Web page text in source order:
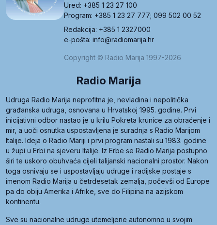
Ured: +385 1 23 27 100
Program: +385 1 23 27 777; 099 502 00 52
Redakcija: +385 1 2327000
e-pošta: info@radiomarija.hr
Copyright © Radio Marija 1997-2026
Radio Marija
Udruga Radio Marija neprofitna je, nevladina i nepolitička
građanska udruga, osnovana u Hrvatskoj 1995. godine. Prvi
inicijativni odbor nastao je u krilu Pokreta krunice za obraćenje i
mir, a uoči osnutka uspostavljena je suradnja s Radio Marijom
Italije. Ideja o Radio Mariji i prvi program nastali su 1983. godine
u župi u Erbi na sjeveru Italije. Iz Erbe se Radio Marija postupno
širi te uskoro obuhvaća cijeli talijanski nacionalni prostor. Nakon
toga osnivaju se i uspostavljaju udruge i radijske postaje s
imenom Radio Marija u četrdesetak zemalja, počevši od Europe
pa do obiju Amerika i Afrike, sve do Filipina na azijskom
kontinentu.
Sve su nacionalne udruge utemeljene autonomno u svojim